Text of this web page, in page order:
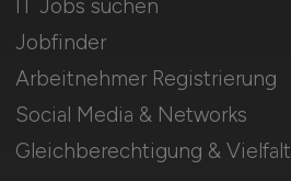
IT Jobs suchen
Jobfinder
Arbeitnehmer Registrierung
Social Media & Networks
Gleichberechtigung & Vielfalt